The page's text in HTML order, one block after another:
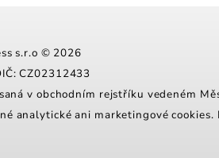
s.r.o © 2026
CZ02312433
v obchodním rejstříku vedeném
analytické ani marketingové